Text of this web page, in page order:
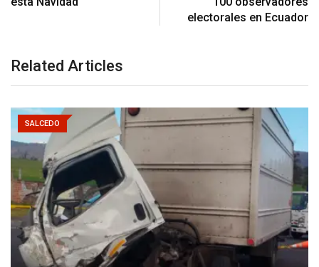
electorales en Ecuador
Related Articles
SALCEDO